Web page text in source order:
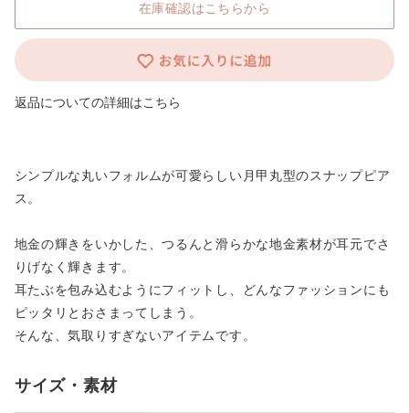
在庫確認はこちらから
返品についての詳細はこちら
シンプルな丸いフォルムが可愛らしい月甲丸型のスナップピア
ス。
地金の輝きをいかした、つるんと滑らかな地金素材が耳元でさ
りげなく輝きます。
耳たぶを包み込むようにフィットし、どんなファッションにも
ピッタリとおさまってしまう。
そんな、気取りすぎないアイテムです。
サイズ・素材